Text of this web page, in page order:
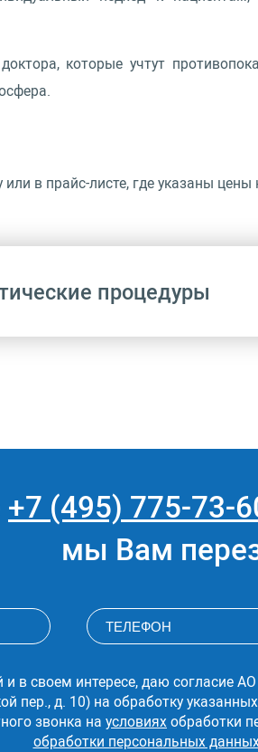
которые учтут
в прайс-листе, где указаны цены
процедуры
Панорамная
проекции
+7 (495) 775-73-
мы Вам
в своем интересе, даю согласие
пер., д. 10) на обработку
звонка на условияхобработки
обработки персональных